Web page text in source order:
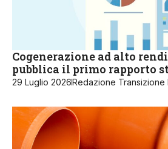
Cogenerazione ad alto
pubblica il primo rapporto
29 Luglio 2026Redazione Transizione